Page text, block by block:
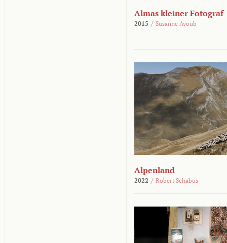
Almas kleiner Fotograf
2015 / Susanne Ayoub
Alpenland
2022 / Robert Schabus